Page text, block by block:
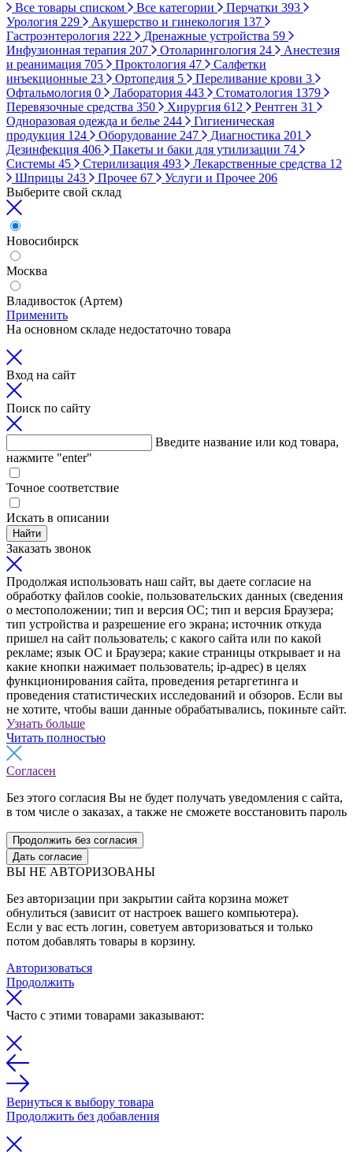
Все товары списком Все категории Перчатки 393
Урология 229 Акушерство и гинекология 137
Гастроэнтерология 222 Дренажные устройства 59
Инфузионная терапия 207 Отоларингология 24
Анестезия
и реанимация 705 Проктология 47
Салфетки
инъекционные 23 Ортопедия 5 Переливание крови 3
Офтальмология 0 Лаборатория 443 Стоматология 1379
Перевязочные средства 350 Хирургия 612 Рентген 31
Одноразовая одежда и белье 244
Гигиеническая
продукция 124 Оборудование 247 Диагностика 201
Дезинфекция 406 Пакеты и баки для утилизации 74
Системы 45 Стерилизация 493 Лекарственные средства 12
Шприцы 243 Прочее 67 Услуги и Прочее 206
Выберите свой склад
Новосибирск
Москва
Владивосток (Артем)
Применить
На основном складе недостаточно товара
Вход на сайт
Поиск по сайту
Введите название или код товара,
нажмите "enter"
Точное соответствие
Искать в описании
Найти
Заказать звонок
Продолжая использовать наш сайт, вы даете согласие на
обработку файлов cookie, пользовательских данных (сведения
о местоположении; тип и версия ОС; тип и версия Браузера;
тип устройства и разрешение его экрана; источник откуда
пришел на сайт пользователь; с какого сайта или по какой
рекламе; язык ОС и Браузера; какие страницы открывает и на
какие кнопки нажимает пользователь; ip-адрес) в целях
функционирования сайта, проведения ретаргетинга и
проведения статистических исследований и обзоров. Если вы
не хотите, чтобы ваши данные обрабатывались, покиньте сайт.
Узнать больше
Читать полностью
Согласен
Без этого согласия Вы не будет получать уведомления с сайта,
в том числе о заказах, а также не сможете восстановить пароль
Продолжить без согласия
Дать согласие
ВЫ НЕ АВТОРИЗОВАНЫ
Без авторизации при закрытии сайта корзина может
обнулиться (зависит от настроек вашего компьютера).
Если у вас есть логин, советуем авторизоваться и только
потом добавлять товары в корзину.
Авторизоваться
Продолжить
Часто с этими товарами заказывают:
Вернуться к выбору товара
Продолжить без добавления